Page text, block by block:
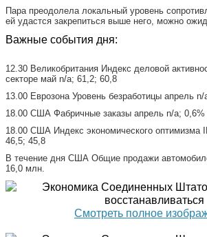
Пара преодолела локальный уровень
ей удастся закрепиться выше него, можно
Важные события дня:
12.30 Великобритания Индекс деловой
секторе май n/a; 61,2; 60,8
13.00 Еврозона Уровень безработицы апрель
18.00 США Фабричные заказы апрель n/a;
18.00 США Индекс экономического оптимизма
46,5; 45,8
В течение дня США Общие продажи
16,0 млн.
Смотреть полное